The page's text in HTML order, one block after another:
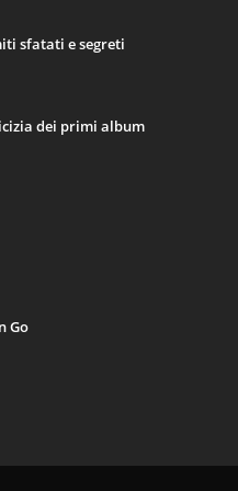
sfatati e segreti
dei primi album
Go